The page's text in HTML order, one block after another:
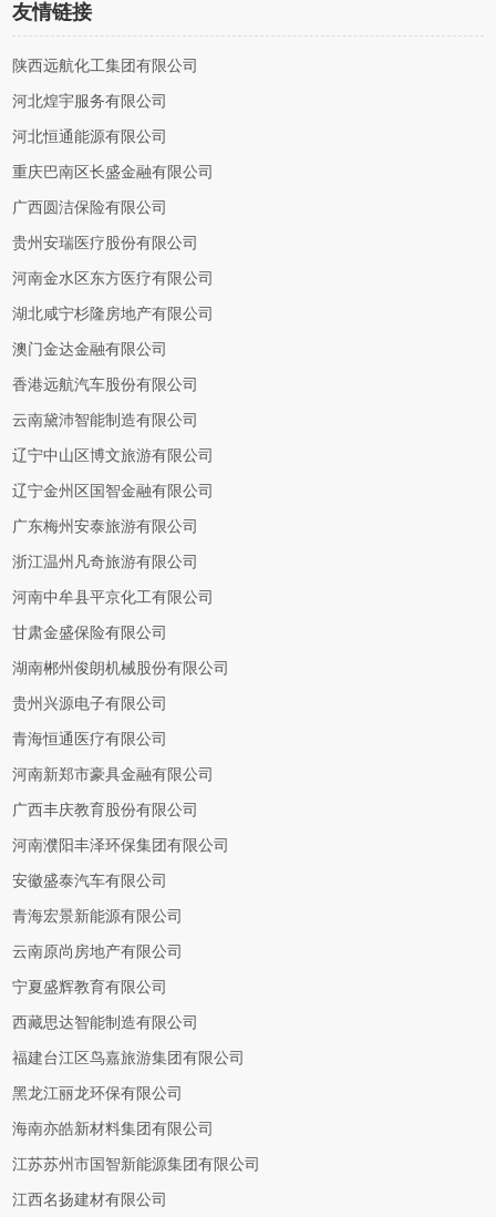
友情链接
陕西远航化工集团有限公司
河北煌宇服务有限公司
河北恒通能源有限公司
重庆巴南区长盛金融有限公司
广西圆洁保险有限公司
贵州安瑞医疗股份有限公司
河南金水区东方医疗有限公司
湖北咸宁杉隆房地产有限公司
澳门金达金融有限公司
香港远航汽车股份有限公司
云南黛沛智能制造有限公司
辽宁中山区博文旅游有限公司
辽宁金州区国智金融有限公司
广东梅州安泰旅游有限公司
浙江温州凡奇旅游有限公司
河南中牟县平京化工有限公司
甘肃金盛保险有限公司
湖南郴州俊朗机械股份有限公司
贵州兴源电子有限公司
青海恒通医疗有限公司
河南新郑市豪具金融有限公司
广西丰庆教育股份有限公司
河南濮阳丰泽环保集团有限公司
安徽盛泰汽车有限公司
青海宏景新能源有限公司
云南原尚房地产有限公司
宁夏盛辉教育有限公司
西藏思达智能制造有限公司
福建台江区鸟嘉旅游集团有限公司
黑龙江丽龙环保有限公司
海南亦皓新材料集团有限公司
江苏苏州市国智新能源集团有限公司
江西名扬建材有限公司